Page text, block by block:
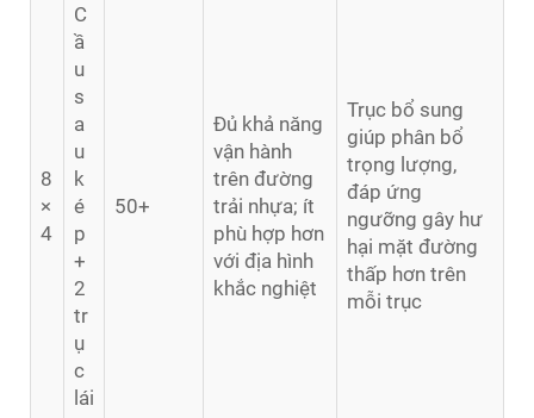
8
×
4
C
ầ
u
s
a
u
k
é
p
+
2
tr
ụ
c
lái
50+
Đủ khả năng
vận hành
trên đường
trải nhựa; ít
phù hợp hơn
với địa hình
khắc nghiệt
Trục bổ sung
giúp phân bổ
trọng lượng,
đáp ứng
ngưỡng gây hư
hại mặt đường
thấp hơn trên
mỗi trục